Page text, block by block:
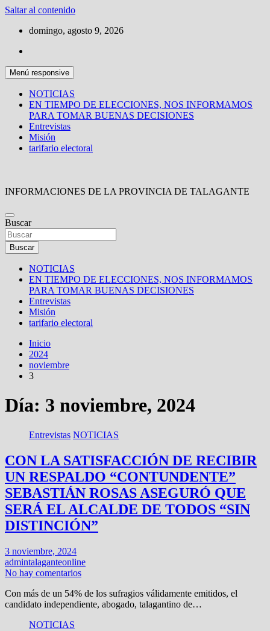
Saltar al contenido
domingo, agosto 9, 2026
Menú responsive
NOTICIAS
EN TIEMPO DE ELECCIONES, NOS INFORMAMOS
PARA TOMAR BUENAS DECISIONES
Entrevistas
Misión
tarifario electoral
INFORMACIONES DE LA PROVINCIA DE TALAGANTE
Buscar
Buscar
NOTICIAS
EN TIEMPO DE ELECCIONES, NOS INFORMAMOS
PARA TOMAR BUENAS DECISIONES
Entrevistas
Misión
tarifario electoral
Inicio
2024
noviembre
3
Día: 3 noviembre, 2024
Entrevistas NOTICIAS
CON LA SATISFACCIÓN DE RECIBIR
UN RESPALDO “CONTUNDENTE”
SEBASTIÁN ROSAS ASEGURÓ QUE
SERÁ EL ALCALDE DE TODOS “SIN
DISTINCIÓN”
3 noviembre, 2024
admintalaganteonline
No hay comentarios
Con más de un 54% de los sufragios válidamente emitidos, el
candidato independiente, abogado, talagantino de…
NOTICIAS